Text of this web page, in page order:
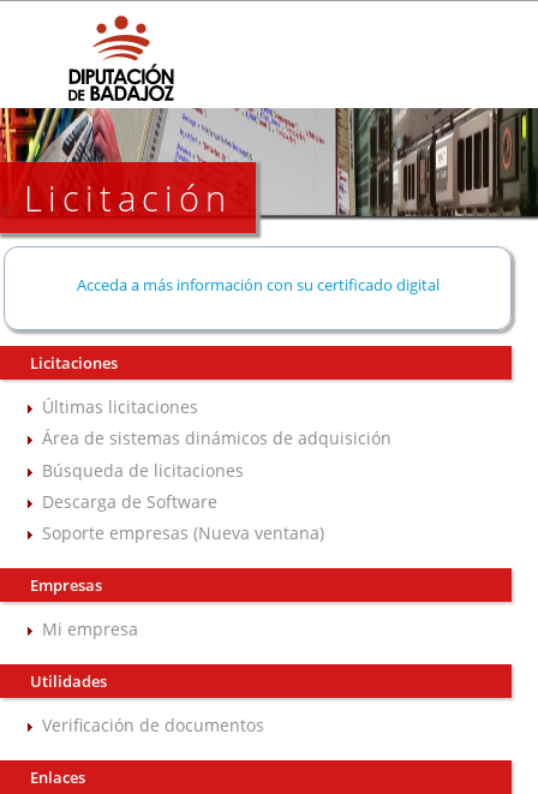
Licitación
Acceda a más información con su certificado digital
Licitaciones
Últimas licitaciones
Área de sistemas dinámicos de adquisición
Búsqueda de licitaciones
Descarga de Software
Soporte empresas (Nueva ventana)
Empresas
Mi empresa
Utilidades
Verificación de documentos
Enlaces